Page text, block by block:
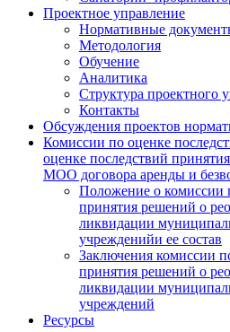
Проектное управление
Нормативные
Методология
Обучение
Аналитика
Структура проектного
Контакты
Обсуждения проектов
Комиссии по оценке
оценке последствий
МОО договора аренды и
Положение о комиссии
принятия решений о
ликвидации
учрежденийи ее состав
Заключения комиссии
принятия решений о
ликвидации
учреждений
Ресурсы